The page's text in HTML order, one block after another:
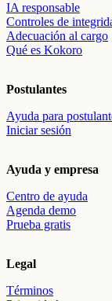
IA responsable
Controles de
Adecuación al cargo
Qué es Kokoro
Postulantes
Ayuda para
Iniciar sesión
Ayuda y empresa
Centro de ayuda
Agenda demo
Prueba gratis
Legal
Términos